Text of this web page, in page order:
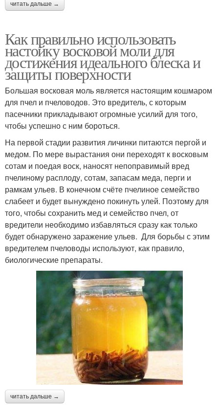
читать дальше →
Как правильно использовать
настойку восковой моли для
достижения идеального блеска и
защиты поверхности
Большая восковая моль является настоящим кошмаром
для пчел и пчеловодов. Это вредитель, с которым
пасечники прикладывают огромные усилий для того,
чтобы успешно с ним бороться.
На первой стадии развития личинки питаются пергой и
медом. По мере вырастания они переходят к восковым
сотам и поедая воск, наносят непоправимый вред
пчелиному расплоду, сотам, запасам меда, перги и
рамкам ульев. В конечном счёте пчелиное семейство
слабеет и будет вынуждено покинуть улей. Поэтому для
того, чтобы сохранить мед и семейство пчел, от
вредители необходимо избавляться сразу как только
будет обнаружено заражение ульев. Для борьбы с этим
вредителем пчеловоды используют, как правило,
биологические препараты.
читать дальше →